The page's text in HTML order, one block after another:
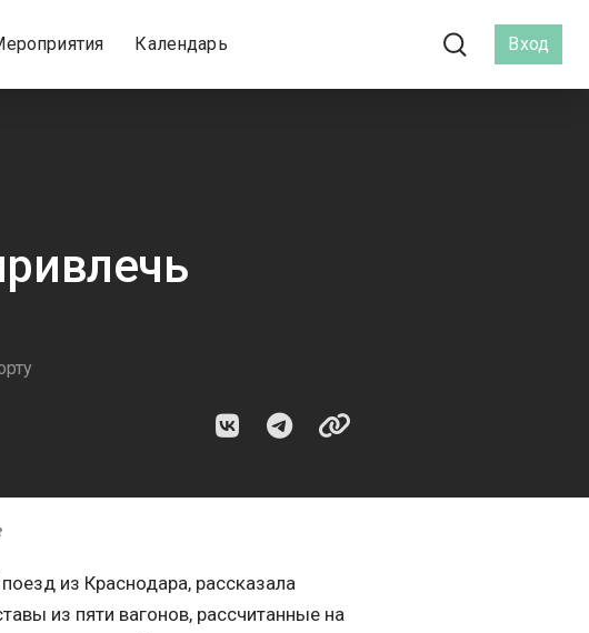
Календарь Вход
из Краснодара, рассказала
из пяти вагонов, рассчитанные на